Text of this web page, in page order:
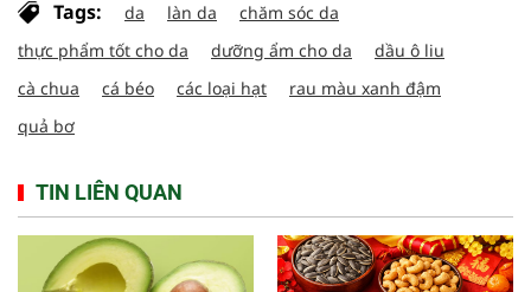
Tags: da làn da
chăm sóc da
thực phẩm tốt cho da
dưỡng ẩm cho da
dầu ô liu
cà chua
cá béo các loại hạt
rau màu xanh đậm
quả bơ
TIN LIÊN QUAN